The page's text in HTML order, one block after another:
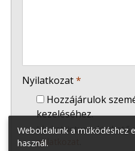
Nyilatkozat*
Hozzájárulok
kezeléséhez.
Ide kattintva tekinthető
nyilatkozat
Weboldalunk a működéshez
használ.